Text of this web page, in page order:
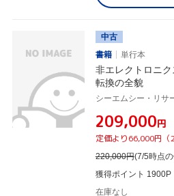
中古
書籍
単行本
非エレクトロニ
転換の全貌
シーエムシー・リサ
¥209,000円
定価より66,000円（
220,000円(7/5時点
獲得ポイント 1900P
在庫なし